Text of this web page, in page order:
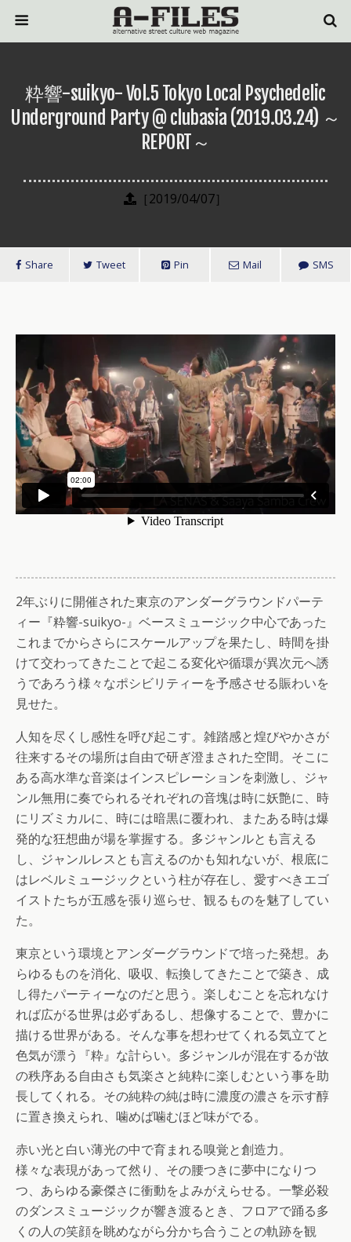
粋響-suikyo- Vol.5 Tokyo Local Psychedelic
Underground Party @ clubasia (2019.03.24) ～
REPORT～
［2019/04/07］
Share Tweet Pin Mail SMS
2年ぶりに開催された東京のアンダーグラウンドパーテ
ィー『粋響-suikyo-』ベースミュージック中心であった
これまでからさらにスケールアップを果たし、時間を掛
けて交わってきたことで起こる変化や循環が異次元へ誘
うであろう様々なポシビリティーを予感させる賑わいを
見せた。
人知を尽くし感性を呼び起こす。雑踏感と煌びやかさが
往来するその場所は自由で研ぎ澄まされた空間。そこに
ある高水準な音楽はインスピレーションを刺激し、ジャ
ンル無用に奏でられるそれぞれの音塊は時に妖艶に、時
にリズミカルに、時には暗黒に覆われ、またある時は爆
発的な狂想曲が場を掌握する。多ジャンルとも言える
し、ジャンルレスとも言えるのかも知れないが、根底に
はレベルミュージックという柱が存在し、愛すべきエゴ
イストたちが五感を張り巡らせ、観るものを魅了してい
た。
東京という環境とアンダーグラウンドで培った発想。あ
らゆるものを消化、吸収、転換してきたことで築き、成
し得たパーティーなのだと思う。楽しむことを忘れなけ
れば広がる世界は必ずあるし、想像することで、豊かに
描ける世界がある。そんな事を想わせてくれる気立てと
色気が漂う『粋』な計らい。多ジャンルが混在するが故
の秩序ある自由さも気楽さと純粋に楽しむという事を助
長してくれる。その純粋の純は時に濃度の濃さを示す醇
に置き換えられ、噛めば噛むほど味がでる。
赤い光と白い薄光の中で育まれる嗅覚と創造力。
様々な表現があって然り、その腰つきに夢中になりつ
つ、あらゆる豪傑さに衝動をよみがえらせる。一撃必殺
のダンスミュージックが響き渡るとき、フロアで踊る多
くの人の笑顔を眺めながら分かち合うことの軌跡を観